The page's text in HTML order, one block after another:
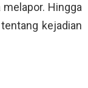
Hingga
kejadian